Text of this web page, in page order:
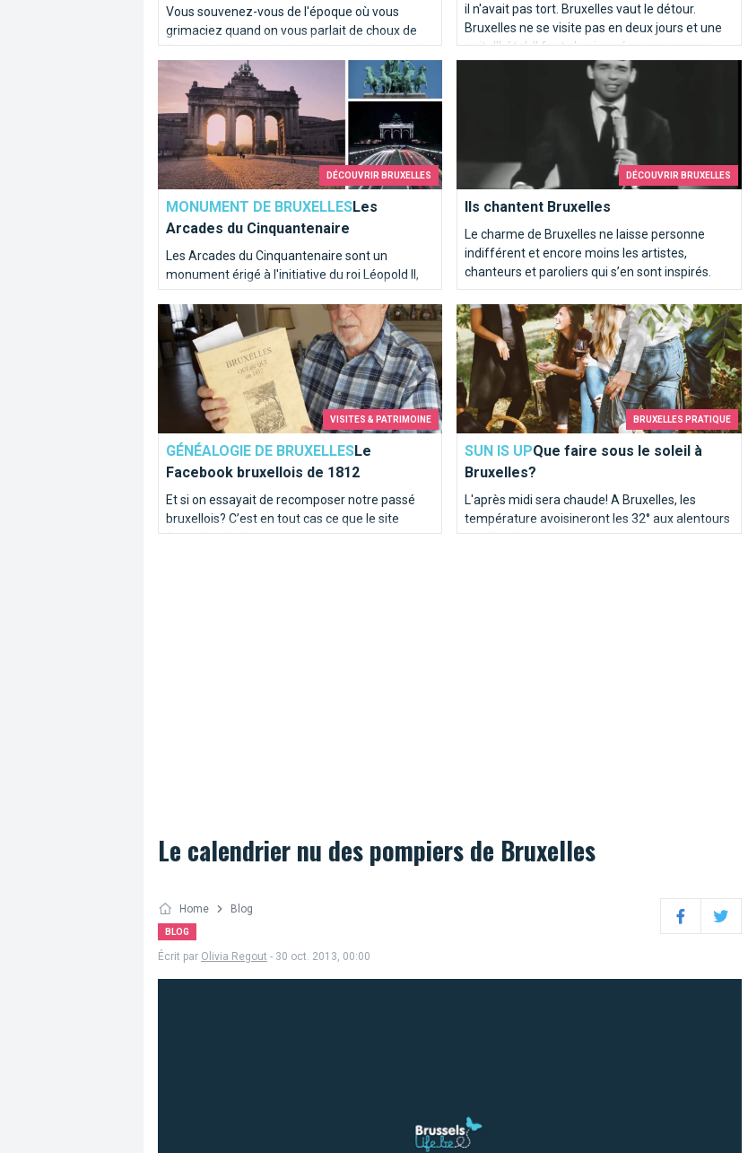
Vous souvenez-vous de l'époque où vous
grimaciez quand on vous parlait de choux de
Bruxelles ? Elle est belle et bien révolue pour la
plupart d'entre vous ! Chez Brusselslife, ces
recettes nous mettent déjà l'eau à la bouche !
il n'avait pas tort. Bruxelles vaut le détour.
Bruxelles ne se visite pas en deux jours et une
nuit d'hôtel. Il faut s'en imprégner, se poser,
ouvrir l'oeil, tendre l'oreille.
DÉCOUVRIR BRUXELLES
MONUMENT DE BRUXELLESLes
Arcades du Cinquantenaire
Les Arcades du Cinquantenaire sont un
monument érigé à l'initiative du roi Léopold II,
en commémoration du cinquantième
anniversaire de l'indépendance de la Belgique
en 1905.
Les Arcades du Cinquantenaire
DÉCOUVRIR BRUXELLES
Ils chantent Bruxelles
Le charme de Bruxelles ne laisse personne
indifférent et encore moins les artistes,
chanteurs et paroliers qui s’en sont inspirés.
Ils chantent Bruxelles
VISITES & PATRIMOINE
GÉNÉALOGIE DE BRUXELLESLe
Facebook bruxellois de 1812
Et si on essayait de recomposer notre passé
bruxellois? C’est en tout cas ce que le site
Bruxelles1812.org va vous permettre de
Le Facebook bruxellois de 1812
BRUXELLES PRATIQUE
SUN IS UPQue faire sous le soleil à
Bruxelles?
L'après midi sera chaude! A Bruxelles, les
température avoisineront les 32° aux alentours
de 17h. Alors pour le lunch, optez pour la
Que faire sous le soleil à Bruxelles?
Le calendrier nu des pompiers de Bruxelles
Home Blog
BLOG FacebookTwitter
Écrit par Olivia Regout - 30 oct. 2013, 00:00